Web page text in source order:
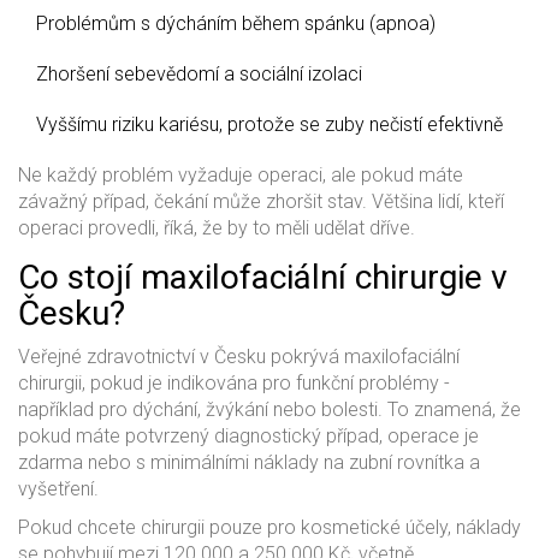
Problémům s dýcháním během spánku (apnoa)
Zhoršení sebevědomí a sociální izolaci
Vyššímu riziku kariésu, protože se zuby nečistí efektivně
Ne každý problém vyžaduje operaci, ale pokud máte
závažný případ, čekání může zhoršit stav. Většina lidí, kteří
operaci provedli, říká, že by to měli udělat dříve.
Co stojí maxilofaciální chirurgie v
Česku?
Veřejné zdravotnictví v Česku pokrývá maxilofaciální
chirurgii, pokud je indikována pro funkční problémy -
například pro dýchání, žvýkání nebo bolesti. To znamená, že
pokud máte potvrzený diagnostický případ, operace je
zdarma nebo s minimálními náklady na zubní rovnítka a
vyšetření.
Pokud chcete chirurgii pouze pro kosmetické účely, náklady